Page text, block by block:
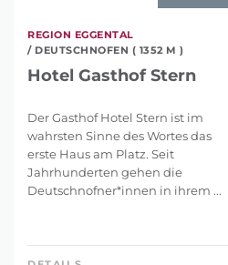
REGION EGGENTAL
/ DEUTSCHNOFEN ( 1352 M )
Hotel Gasthof Stern
Der Gasthof Hotel Stern ist im
wahrsten Sinne des Wortes das
erste Haus am Platz. Seit
Jahrhunderten gehen die
Deutschnofner*innen in ihrem ...